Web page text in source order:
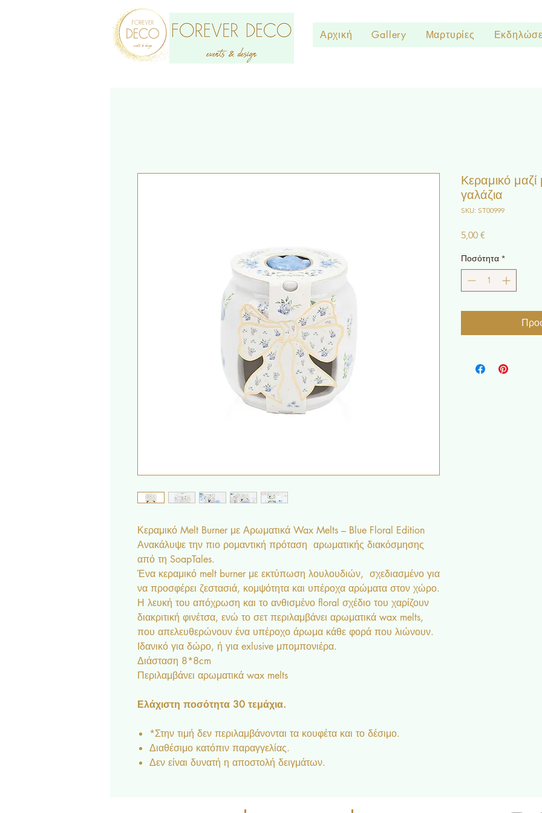
Αρχική Gallery Μαρτυρίες
Κεραμικό Melt Burner με Αρωματικά Wax Melts – Blue Floral Edition
Ανακάλυψε την πιο ρομαντική πρόταση αρωματικής διακόσμησης
από τη SoapTales.
Ένα κεραμικό melt burner με εκτύπωση λουλουδιών, σχεδιασμένο για
να προσφέρει ζεστασιά, κομψότητα και υπέροχα αρώματα στον χώρο.
Η λευκή του απόχρωση και το ανθισμένο floral σχέδιο του χαρίζουν
διακριτική φινέτσα, ενώ το σετ περιλαμβάνει αρωματικά wax melts,
που απελευθερώνουν ένα υπέροχο άρωμα κάθε φορά που λιώνουν.
Ιδανικό για δώρο, ή για exlusive μπομπονιέρα.
Διάσταση 8*8cm
Περιλαμβάνει αρωματικά wax melts
Ελάχιστη ποσότητα 30 τεμάχια.
*Στην τιμή δεν περιλαμβάνονται τα κουφέτα και το δέσιμο.
Διαθέσιμο κατόπιν παραγγελίας.
Δεν είναι δυνατή η αποστολή δειγμάτων.
Κεραμικό
γαλάζια
SKU: ST00999
5,00 €
Ποσότητα *